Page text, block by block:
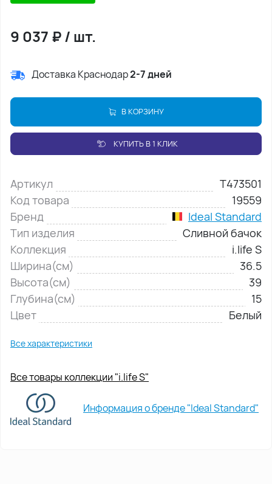
9 037 ₽/ шт.
Доставка Краснодар2-7 дней
В КОРЗИНУ
КУПИТЬ В 1 КЛИК
Артикул
T473501
Код товара
19559
Бренд
Ideal Standard
Тип изделия
Сливной бачок
Коллекция
i.life S
Ширина(см)
36.5
Высота(см)
39
Глубина(см)
15
Цвет
Белый
Все характеристики
Все товары коллекции "i.life S"
Информация о бренде "Ideal Standard"